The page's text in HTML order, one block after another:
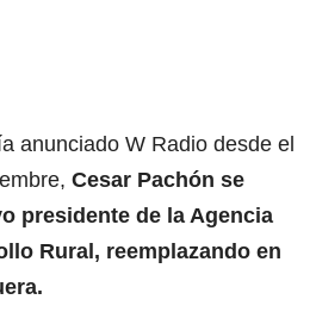
anunciado W Radio desde el
Cesar Pachón se
presidente de la Agencia
Rural, reemplazando en